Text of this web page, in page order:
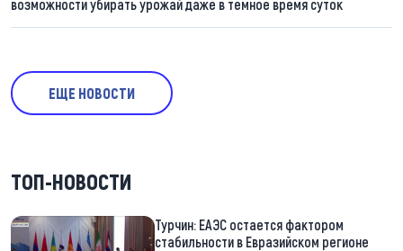
возможности убирать урожай даже в темное время суток
ЕЩЕ НОВОСТИ
ТОП-НОВОСТИ
Турчин: ЕАЭС остается фактором
стабильности в Евразийском регионе